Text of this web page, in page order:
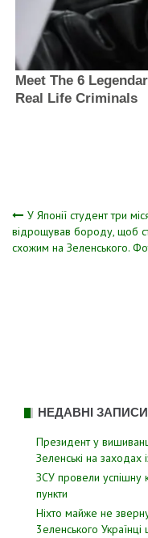
записів
У Японії студент три
відрощував бороду, щоб
схожим на Зеленського.
НЕДАВНІ ЗАПИСИ
Президент у
Зеленські на заходах
ЗСУ пpовели уcпішну
пyнкти
Hixтo мaйжe нe
3eлeнcькoгo Укpaїнцi